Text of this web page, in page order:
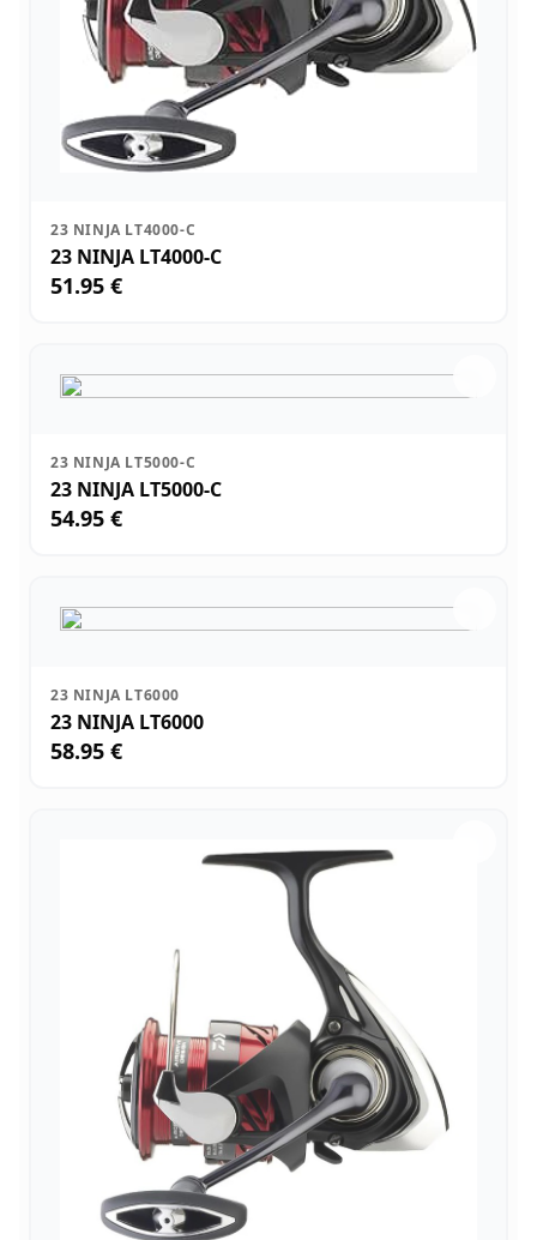
23 NINJA LT4000-C
23 NINJA LT4000-C
51.95 €
23 NINJA LT5000-C
23 NINJA LT5000-C
54.95 €
23 NINJA LT6000
23 NINJA LT6000
58.95 €